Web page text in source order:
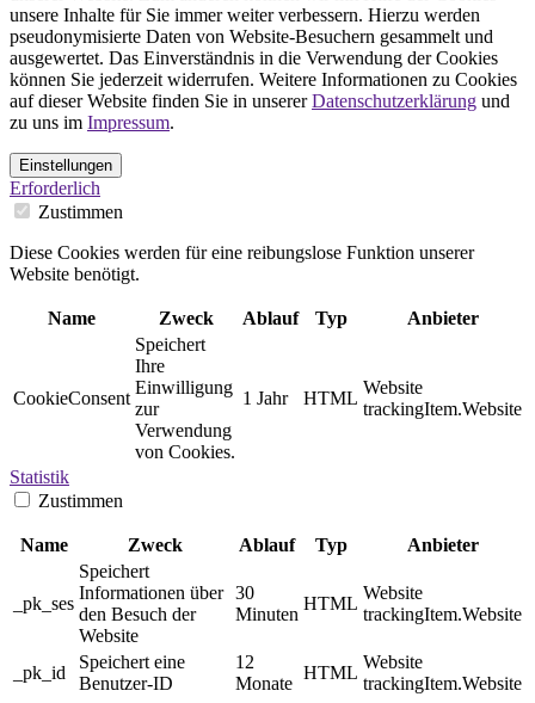
unsere Inhalte für Sie immer weiter verbessern. Hierzu werden
pseudonymisierte Daten von Website-Besuchern gesammelt und
ausgewertet. Das Einverständnis in die Verwendung der Cookies
können Sie jederzeit widerrufen. Weitere Informationen zu Cookies
auf dieser Website finden Sie in unsererDatenschutzerklärung und
zu uns im Impressum.
Einstellungen
Erforderlich
Zustimmen
Diese Cookies werden für eine reibungslose Funktion unserer
Website benötigt.
Name Zweck Ablauf Typ Anbieter
CookieConsent
Speichert
Ihre
Einwilligung
zur
Verwendung
von Cookies.
1 Jahr HTML
Website
trackingItem.Website
Statistik
Zustimmen
Name Zweck Ablauf Typ Anbieter
_pk_ses
Speichert
Informationen über
den Besuch der
Website
30
Minuten
HTML
Website
trackingItem.Website
_pk_id
Speichert eine
Benutzer-ID
12
Monate
HTML
Website
trackingItem.Website